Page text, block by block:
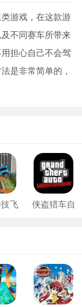
游戏，在这款游
不同赛车所带来
担心自己不会驾
是非常简单的，
飞
侠盗猎车自